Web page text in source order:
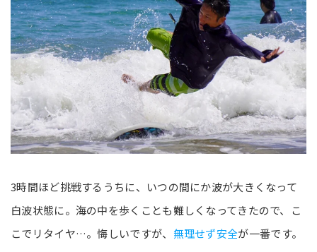
3時間ほど挑戦するうちに、いつの間にか波が大きくなって
白波状態に。海の中を歩くことも難しくなってきたので、こ
こでリタイヤ…。悔しいですが、 無理せず安全が一番です。